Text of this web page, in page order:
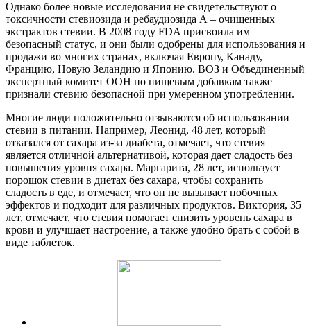
Однако более новые исследования не свидетельствуют о
токсичности стевиозида и ребаудиозида А – очищенных
экстрактов стевии. В 2008 году FDA присвоила им
безопасный статус, и они были одобрены для использования и
продажи во многих странах, включая Европу, Канаду,
Францию, Новую Зеландию и Японию. ВОЗ и Объединенный
экспертный комитет ООН по пищевым добавкам также
признали стевию безопасной при умеренном употреблении.
Многие люди положительно отзываются об использовании
стевии в питании. Например, Леонид, 48 лет, который
отказался от сахара из-за диабета, отмечает, что стевия
является отличной альтернативой, которая дает сладость без
повышения уровня сахара. Маргарита, 28 лет, использует
порошок стевии в диетах без сахара, чтобы сохранить
сладость в еде, и отмечает, что он не вызывает побочных
эффектов и подходит для различных продуктов. Виктория, 35
лет, отмечает, что стевия помогает снизить уровень сахара в
крови и улучшает настроение, а также удобно брать с собой в
виде таблеток.